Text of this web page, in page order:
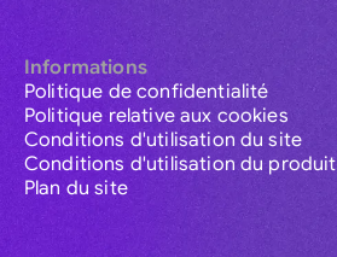
Informations
Politique de confidentialité
Politique relative aux cookies
Conditions d'utilisation du site
Conditions d'utilisation du produit
Plan du site